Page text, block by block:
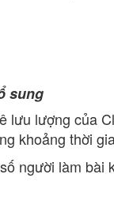
sung
lưu lượng của
khoảng thời
người làm